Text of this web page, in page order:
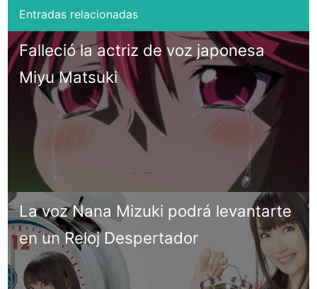
Falleció la actriz de voz japonesa
Miyu Matsuki
La voz Nana Mizuki podrá levantarte
en un Reloj Despertador